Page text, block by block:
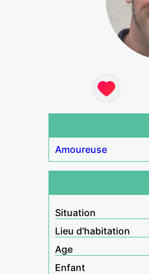
Amoureuse
Situation
Lieu d'habitation
Age
Enfant